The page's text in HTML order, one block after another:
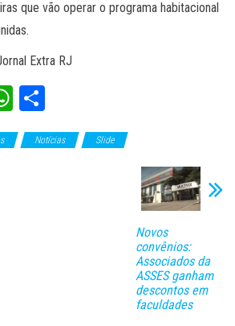
que vão operar o programa habitacional
Extra RJ
W
ts m
Notícias Slide
Novos
convênios:
Associados da
ASSES ganham
descontos em
faculdades